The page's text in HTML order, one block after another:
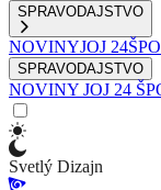
SPRAVODAJSTVO
NOVINYJOJ 24
SPRAVODAJSTVO
NOVINY JOJ 24
Svetlý Dizajn